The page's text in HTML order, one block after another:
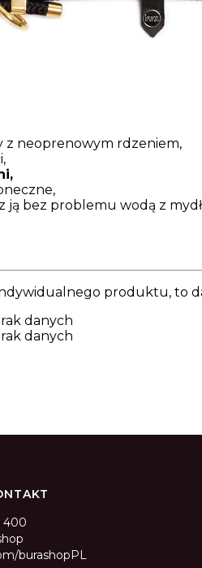
z neoprenowym rdzeniem,
ją bez problemu wodą z
produktu, to
danych
danych
400
burashopPL